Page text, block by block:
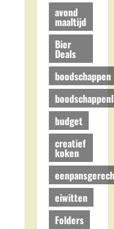
avond
maaltijd
Bier
Deals
boodschappen
budget
creatief
koken
eiwitten
Folders